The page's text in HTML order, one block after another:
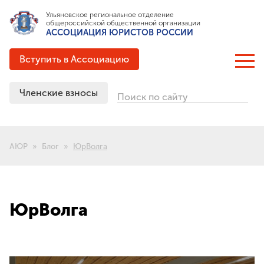
Ульяновское региональное отделение
общероссийской общественной организации
АССОЦИАЦИЯ ЮРИСТОВ РОССИИ
Вступить в Ассоциацию
Цели и задачи
Выигранные гранты
История создания
Членские взносы Поиск по сайту
АЮР Блог ЮрВолга
ЮрВолга